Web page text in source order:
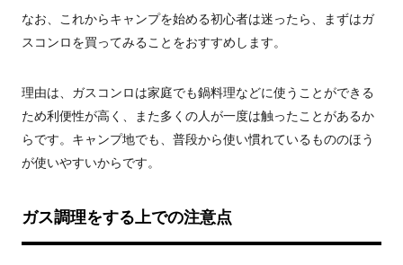
なお、これからキャンプを始める初心者は迷ったら、まずはガ
スコンロを買ってみることをおすすめします。
理由は、ガスコンロは家庭でも鍋料理などに使うことができる
ため利便性が高く、また多くの人が一度は触ったことがあるか
らです。キャンプ地でも、普段から使い慣れているもののほう
が使いやすいからです。
ガス調理をする上での注意点